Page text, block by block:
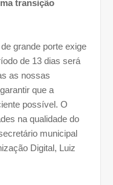
transição
grande porte exige
de 13 dias será
as nossas
que a
possível. O
na qualidade do
municipal
Digital, Luiz